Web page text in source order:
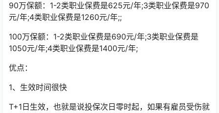
90万保额：1-2类职业保费是625元/年;3类职业保费是970
元/年;4类职业保费是1260元/年;;
100万保额：1-2类职业保费是690元/年;3类职业保费是
1050元/年;4类职业保费是1400元/年;
优点：
1、生效时间很快
T+1日生效，也就是说投保次日零时起，如果有雇员受伤就